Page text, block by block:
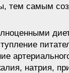
тем самым
натрия,